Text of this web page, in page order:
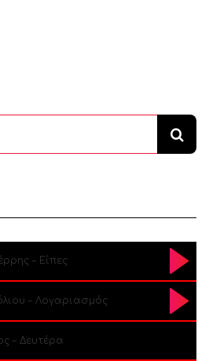
– Είπες
– Λογαριασμός
– Δευτέρα